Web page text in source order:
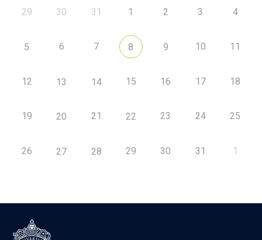
29 30 31 1 2 3 4
5 6 7 8 9 10 11
12 13 14 15 16 17 18
19 20 21 22 23 24 25
26 27 28 29 30 31 1